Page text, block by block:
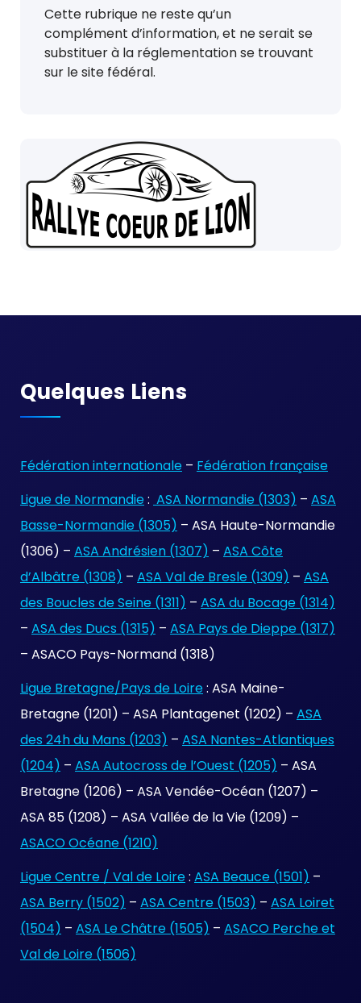
Cette rubrique ne reste qu’un
complément d’information, et ne serait se
substituer à la réglementation se trouvant
sur le site fédéral.
Quelques Liens
Fédération internationale – Fédération française
Ligue de Normandie : ASA Normandie (1303) – ASA
Basse-Normandie (1305) – ASA Haute-Normandie
(1306) – ASA Andrésien (1307) – ASA Côte
d’Albâtre (1308) – ASA Val de Bresle (1309) – ASA
des Boucles de Seine (1311) – ASA du Bocage (1314)
– ASA des Ducs (1315) – ASA Pays de Dieppe (1317)
– ASACO Pays-Normand (1318)
Ligue Bretagne/Pays de Loire : ASA Maine-
Bretagne (1201) – ASA Plantagenet (1202) – ASA
des 24h du Mans (1203) – ASA Nantes-Atlantiques
(1204) – ASA Autocross de l’Ouest (1205) – ASA
Bretagne (1206) – ASA Vendée-Océan (1207) –
ASA 85 (1208) – ASA Vallée de la Vie (1209) –
ASACO Océane (1210)
Ligue Centre / Val de Loire : ASA Beauce (1501) –
ASA Berry (1502) – ASA Centre (1503) – ASA Loiret
(1504) – ASA Le Châtre (1505) – ASACO Perche et
Val de Loire (1506)